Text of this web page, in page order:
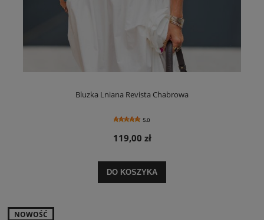
Bluzka Lniana Revista Chabrowa
5.0
119,00 zł
DO KOSZYKA
NOWOŚĆ